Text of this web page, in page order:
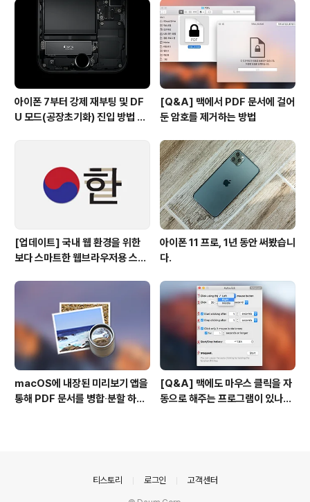
아이폰 7부터 강제 재부팅 및 DF
U 모드(공장초기화) 진입 방법 변
[Q&A] 맥에서 PDF 문서에 걸어
둔 암호를 제거하는 방법
[업데이트] 국내 웹 환경을 위한
보다 스마트한 웹브라우저용 스타
아이폰 11 프로, 1년 동안 써봤습니
다.
macOS에 내장된 미리보기 앱을
통해 PDF 문서를 병합∙분할 하는
[Q&A] 맥에도 마우스 클릭을 자
동으로 해주는 프로그램이 있나
티스토리 로그인 고객센터